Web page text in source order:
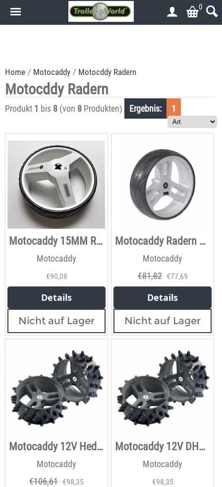
0
Home / Motocaddy / Motocddy Radern
Motocddy Radern
Produkt 1 bis 8 (von 8 Produkten) Ergebnis: 1
Motocaddy 15MM Räder
Motocaddy
€90,08
Details
Nicht auf Lager
Motocaddy Radern 12mm
Motocaddy
€81,82 €77,69
Details
Nicht auf Lager
Motocaddy 12V Hedgehog Winterräder
Motocaddy
€106,61 €98,35
Motocaddy 12V DHC Hedgehog Winterräder
Motocaddy
€98,35